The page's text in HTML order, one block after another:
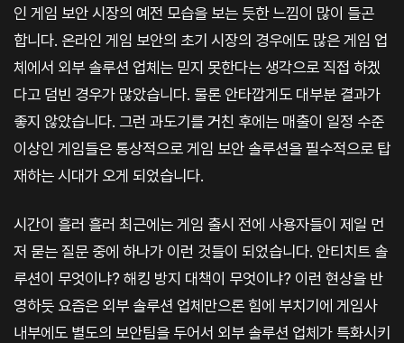
인 게임 보안 시장의 예전 모습을 보는 듯한 느낌이 많이 들곤
합니다. 온라인 게임 보안의 초기 시장의 경우에도 많은 게임 업
체에서 외부 솔루션 업체는 믿지 못한다는 생각으로 직접 하겠
다고 덤빈 경우가 많았습니다. 물론 안타깝게도 대부분 결과가
좋지 않았습니다. 그런 과도기를 거친 후에는 매출이 일정 수준
이상인 게임들은 통상적으로 게임 보안 솔루션을 필수적으로 탑
재하는 시대가 오게 되었습니다.
시간이 흘러 흘러 최근에는 게임 출시 전에 사용자들이 제일 먼
저 묻는 질문 중에 하나가 이런 것들이 되었습니다. 안티치트 솔
루션이 무엇이냐? 해킹 방지 대책이 무엇이냐? 이런 현상을 반
영하듯 요즘은 외부 솔루션 업체만으론 힘에 부치기에 게임사
내부에도 별도의 보안팀을 두어서 외부 솔루션 업체가 특화시키